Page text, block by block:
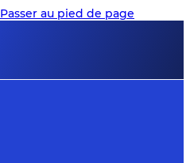
Passer au pied de page